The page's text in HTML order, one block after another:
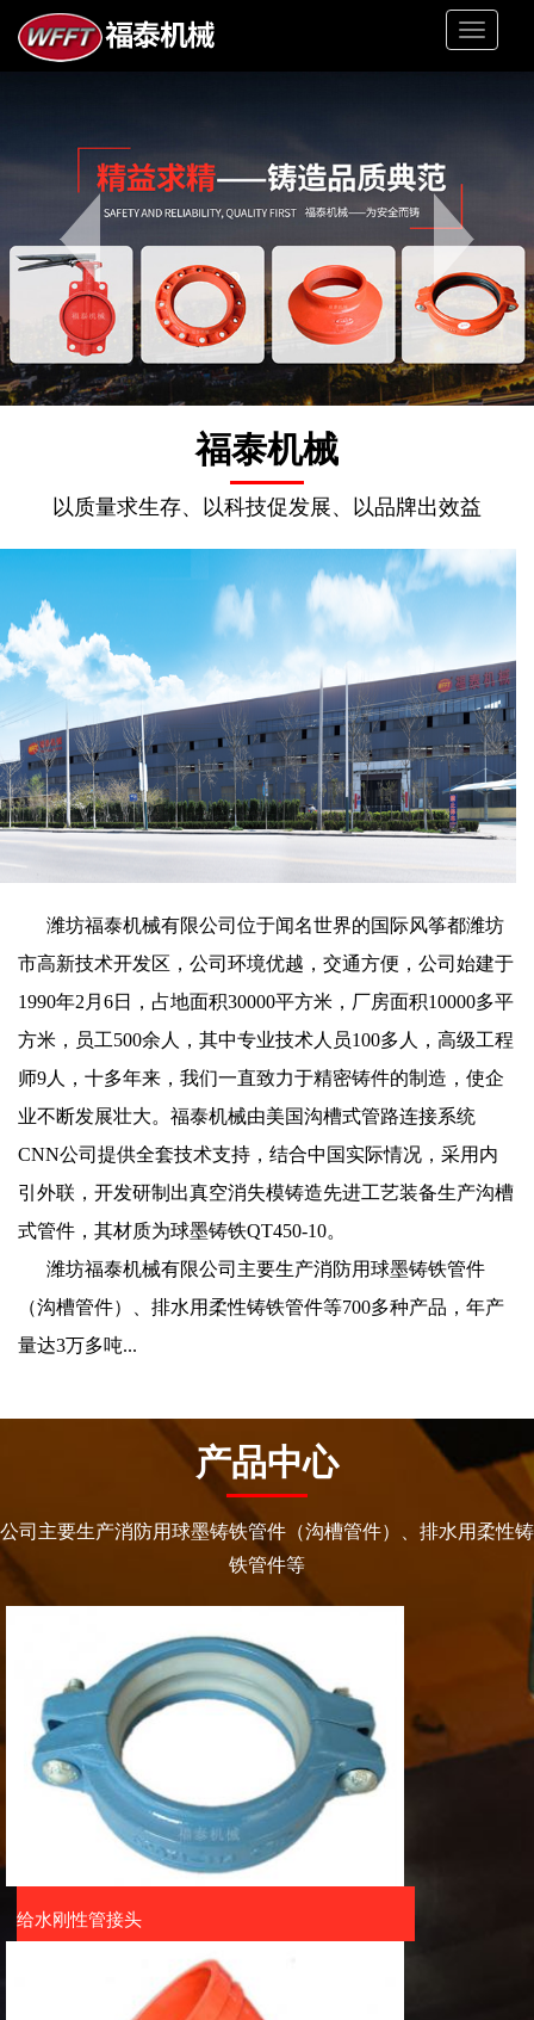
Toggle
福泰机械
以质量求生存、以科技促发展、以品牌出效益
潍坊福泰机械有限公司位于闻名世界的国际风筝都潍坊
市高新技术开发区，公司环境优越，交通方便，公司始建于
1990年2月6日，占地面积30000平方米，厂房面积10000多平
方米，员工500余人，其中专业技术人员100多人，高级工程
师9人，十多年来，我们一直致力于精密铸件的制造，使企
业不断发展壮大。福泰机械由美国沟槽式管路连接系统
CNN公司提供全套技术支持，结合中国实际情况，采用内
引外联，开发研制出真空消失模铸造先进工艺装备生产沟槽
式管件，其材质为球墨铸铁QT450-10。
潍坊福泰机械有限公司主要生产消防用球墨铸铁管件
（沟槽管件）、排水用柔性铸铁管件等700多种产品，年产
量达3万多吨...
产品中心
公司主要生产消防用球墨铸铁管件（沟槽管件）、排水用柔性铸
铁管件等
给水刚性管接头